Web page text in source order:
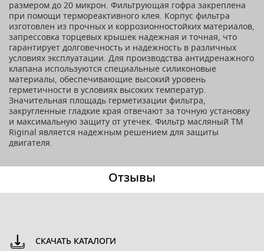
размером до 20 микрон. Фильтрующая гофра закреплена
при помощи термореактивного клея. Корпус фильтра
изготовлен из прочных и коррозионностойких материалов,
запрессовка торцевых крышек надежная и точная, что
гарантирует долговечность и надежность в различных
условиях эксплуатации. Для производства антидренажного
клапана используются специальные силиконовые
материалы, обеспечивающие высокий уровень
герметичности в условиях высоких температур.
Значительная площадь герметизации фильтра,
закругленные гладкие края отвечают за точную установку
и максимальную защиту от утечек. Фильтр масляный ТМ
Riginal является надежным решением для защиты
двигателя.
Отзывы
СКАЧАТЬ КАТАЛОГИ